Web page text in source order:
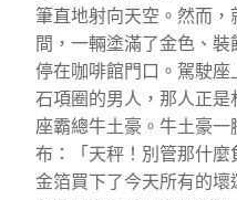
筆直地射向天空。然而，
間，一輛塗滿了金色、
停在咖啡館門口。駕駛
石項圈的男人，那人正
座霸總牛土豪。牛土豪
布：「天秤！別管那什
金箔買下了今天所有的